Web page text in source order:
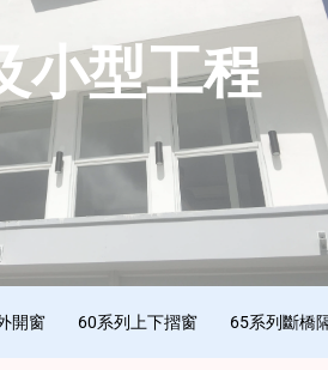
小型工程
開窗 60系列上下摺窗 65系列斷橋